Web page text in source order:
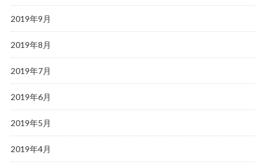
2019年9月
2019年8月
2019年7月
2019年6月
2019年5月
2019年4月